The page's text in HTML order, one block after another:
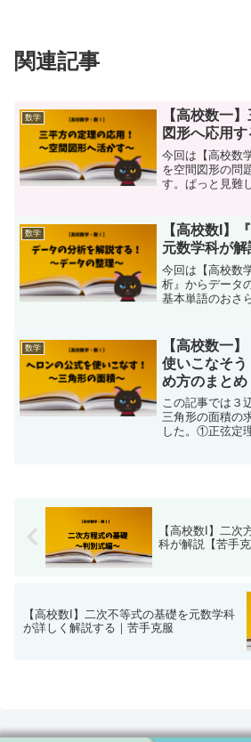
関連記事
数学
【高校数一
図形へ応用す
今回は【高校数
を空間図形の問
す。ぱっと見難
ます。ものすご
たのでぜひご覧
数学
【高校数I】
元数学科が解
今回は【高校数
析』からデータ
基本単語のおさ
数学
【高校数一
使いこなそ
め方のまとめ
この記事では３
三角形の面積の
した。①正弦定
【高校数I】二次
科が解説【苦手克
【高校数I】二次不等式の基礎を元数学科
が詳しく解説する｜苦手克服